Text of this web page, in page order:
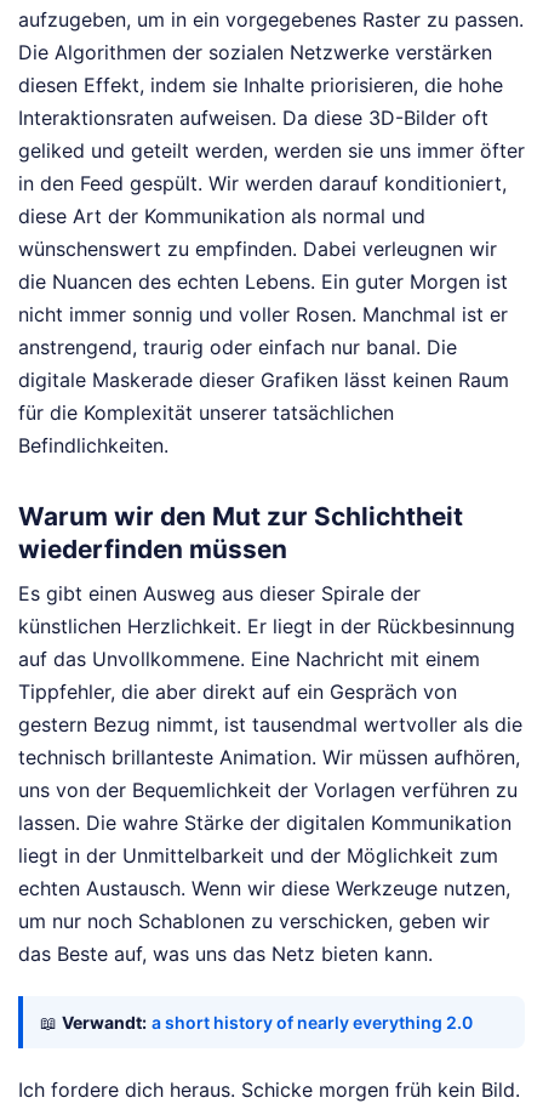
aufzugeben, um in ein vorgegebenes Raster zu passen.
Die Algorithmen der sozialen Netzwerke verstärken
diesen Effekt, indem sie Inhalte priorisieren, die hohe
Interaktionsraten aufweisen. Da diese 3D-Bilder oft
geliked und geteilt werden, werden sie uns immer öfter
in den Feed gespült. Wir werden darauf konditioniert,
diese Art der Kommunikation als normal und
wünschenswert zu empfinden. Dabei verleugnen wir
die Nuancen des echten Lebens. Ein guter Morgen ist
nicht immer sonnig und voller Rosen. Manchmal ist er
anstrengend, traurig oder einfach nur banal. Die
digitale Maskerade dieser Grafiken lässt keinen Raum
für die Komplexität unserer tatsächlichen
Befindlichkeiten.
Warum wir den Mut zur Schlichtheit
wiederfinden müssen
Es gibt einen Ausweg aus dieser Spirale der
künstlichen Herzlichkeit. Er liegt in der Rückbesinnung
auf das Unvollkommene. Eine Nachricht mit einem
Tippfehler, die aber direkt auf ein Gespräch von
gestern Bezug nimmt, ist tausendmal wertvoller als die
technisch brillanteste Animation. Wir müssen aufhören,
uns von der Bequemlichkeit der Vorlagen verführen zu
lassen. Die wahre Stärke der digitalen Kommunikation
liegt in der Unmittelbarkeit und der Möglichkeit zum
echten Austausch. Wenn wir diese Werkzeuge nutzen,
um nur noch Schablonen zu verschicken, geben wir
das Beste auf, was uns das Netz bieten kann.
📖 Verwandt: a short history of nearly everything 2.0
Ich fordere dich heraus. Schicke morgen früh kein Bild.